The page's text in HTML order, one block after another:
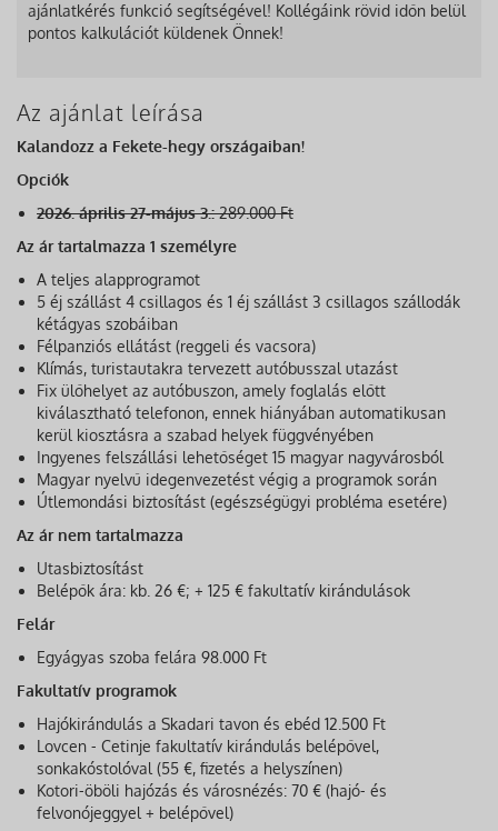
ajánlatkérés funkció segítségével! Kollégáink rövid időn belül
pontos kalkulációt küldenek Önnek!
Az ajánlat leírása
Kalandozz a Fekete-hegy országaiban!
Opciók
2026. április 27-május 3.:289.000 Ft
Az ár tartalmazza 1 személyre
A teljes alapprogramot
5 éj szállást 4 csillagos és 1 éj szállást 3 csillagos szállodák
kétágyas szobáiban
Félpanziós ellátást (reggeli és vacsora)
Klímás, turistautakra tervezett autóbusszal utazást
Fix ülőhelyet az autóbuszon, amely foglalás előtt
kiválasztható telefonon, ennek hiányában automatikusan
kerül kiosztásra a szabad helyek függvényében
Ingyenes felszállási lehetőséget 15 magyar nagyvárosból
Magyar nyelvű idegenvezetést végig a programok során
Útlemondási biztosítást (egészségügyi probléma esetére)
Az ár nem tartalmazza
Utasbiztosítást
Belépők ára: kb. 26 €; + 125 € fakultatív kirándulások
Felár
Egyágyas szoba felára 98.000 Ft
Fakultatív programok
Hajókirándulás a Skadari tavon és ebéd 12.500 Ft
Lovcen - Cetinje fakultatív kirándulás belépővel,
sonkakóstolóval (55 €, fizetés a helyszínen)
Kotori-öböli hajózás és városnézés: 70 € (hajó- és
felvonójeggyel + belépővel)